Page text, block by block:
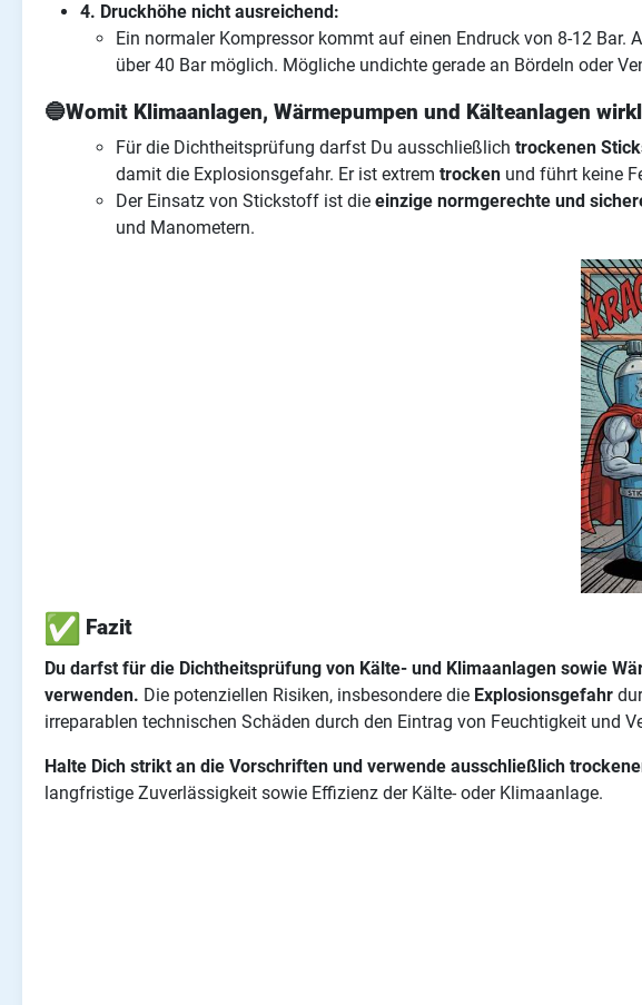
4. Druckhöhe nicht ausreichend:
Ein normaler Kompressor kommt auf einen Endruck von 8-12
über 40 Bar möglich. Mögliche undichte gerade an Bördeln oder
🔵Womit Klimaanlagen, Wärmepumpen und Kälteanlagen
Für die Dichtheitsprüfung darfst Du ausschließlich trockenen
damit die Explosionsgefahr. Er ist extrem trocken und führt keine
Der Einsatz von Stickstoff ist die einzige normgerechte und
und Manometern.
Fazit
Du darfst für die Dichtheitsprüfung von Kälte- und Klimaanlagen sowie
verwenden. Die potenziellen Risiken, insbesondere die Explosionsgefahr
irreparablen technischen Schäden durch den Eintrag von Feuchtigkeit und
Halte Dich strikt an die Vorschriften und verwende ausschließlich
langfristige Zuverlässigkeit sowie Effizienz der Kälte- oder Klimaanlage.